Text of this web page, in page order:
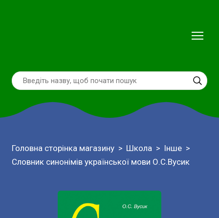
Головна сторінка магазину Школа
Інше
Словник синонімів української мови О.С.Вусик